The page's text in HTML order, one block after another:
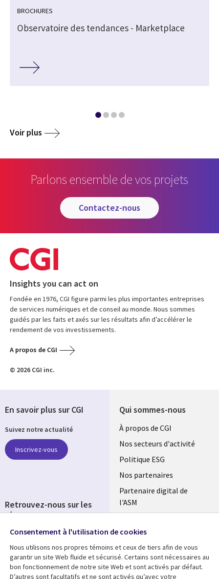
BROCHURES
Observatoire des tendances - Marketplace
Voir plus
Parlons ensemble de vos projets
contactez-nous
Insights you can act on
Fondée en 1976, CGI figure parmi les plus importantes entreprises
de services numériques et de conseil au monde. Nous sommes
guidés par les faits et axés sur les résultats afin d’accélérer le
rendement de vos investissements.
A propos de CGI
© 2026 CGI inc.
Qui sommes-nous
Useful
links
FRANCE
À propos de CGI
Nos secteurs d'activité
Politique ESG
Nos partenaires
Partenaire digital de
l'ASM
Fusions
Ressources Support
En savoir plus sur CGI
Suivez notre actualité
Inscrivez-vous
Retrouvez-nous sur les
réseaux
Social
Media
FRANCE
Consentement à l'utilisation de cookies
Nous utilisons nos propres témoins et ceux de tiers afin de vous
garantir un site Web fluide et sécurisé. Certains sont nécessaires au
bon fonctionnement de notre site Web et sont activés par défaut.
D’autres sont facultatifs et ne sont activés qu’avec votre